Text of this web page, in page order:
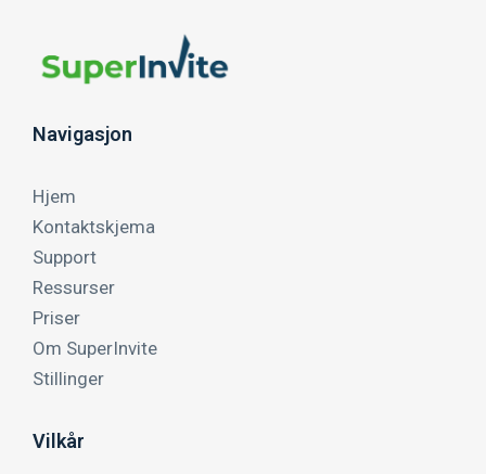
Navigasjon
Hjem
Kontaktskjema
Support
Ressurser
Priser
Om SuperInvite
Stillinger
Vilkår